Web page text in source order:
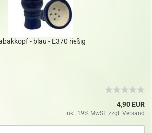
- blau - E370 rießig
4,90 EUR
inkl. 19% MwSt. zzgl. Versand